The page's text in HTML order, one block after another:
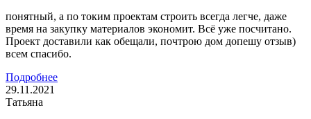
понятный, а по токим проектам строить всегда легче, даже
время на закупку материалов экономит. Всё уже посчитано.
Проект доставили как обещали, почтрою дом допешу отзыв)
всем спасибо.
Подробнее
29.11.2021
Татьяна